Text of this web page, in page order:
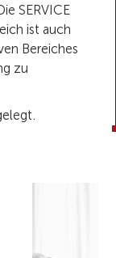
SERVICE
ist auch
Bereiches
zu